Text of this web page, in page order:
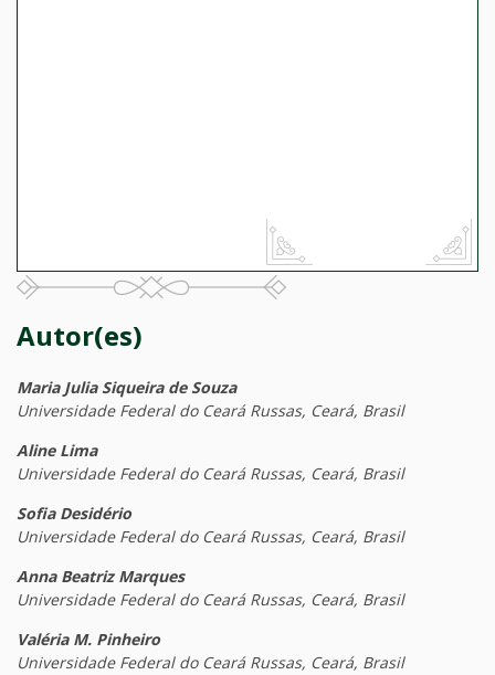
Autor(es)
Maria Julia Siqueira de Souza
Universidade Federal do Ceará Russas, Ceará, Brasil
Aline Lima
Universidade Federal do Ceará Russas, Ceará, Brasil
Sofia Desidério
Universidade Federal do Ceará Russas, Ceará, Brasil
Anna Beatriz Marques
Universidade Federal do Ceará Russas, Ceará, Brasil
Valéria M. Pinheiro
Universidade Federal do Ceará Russas, Ceará, Brasil